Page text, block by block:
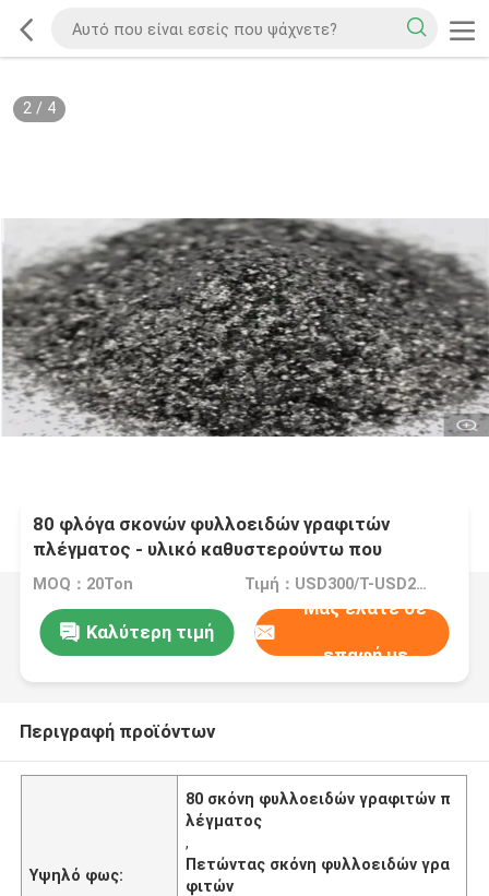
2/ 4
80 φλόγα σκονών φυλλοειδών γραφιτών
πλέγματος - υλικό καθυστερούντω που
προσαρμόζεται για τη ρίψη του επιστρώματος
MOQ：20Ton Τιμή：USD300/T-USD2000/T
Καλύτερη τιμή
Μας ελάτε σε
επαφή με
Περιγραφή προϊόντων
Υψηλό φως:
80 σκόνη φυλλοειδών γραφιτών π
λέγματος
,
Πετώντας σκόνη φυλλοειδών γρα
φιτών